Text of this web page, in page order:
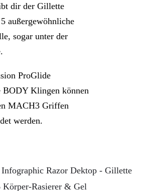
dir der Gillette
außergewöhnliche
sogar unter der
ProGlide
BODY Klingen können
MACH3 Griffen
werden.